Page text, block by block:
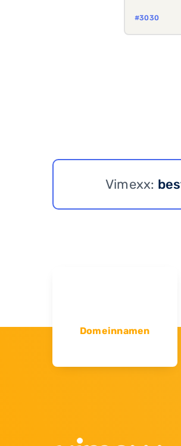
#3030
Vimexx:
Domeinnamen